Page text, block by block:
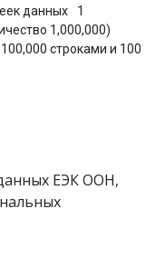
данных
1
1,000,000)
строками и 100
ЕЭК ООН,